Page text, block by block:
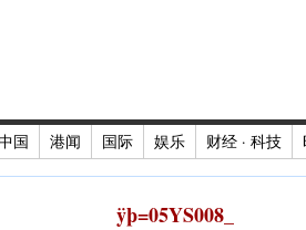
国 港闻 国际 娱乐 财经 · 科技
ÿþ=05YS008_